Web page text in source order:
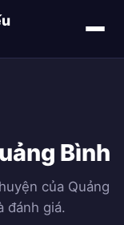
Bình
của Quảng
đánh giá.